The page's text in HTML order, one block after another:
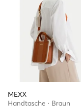
MEXX
Handtasche · Braun